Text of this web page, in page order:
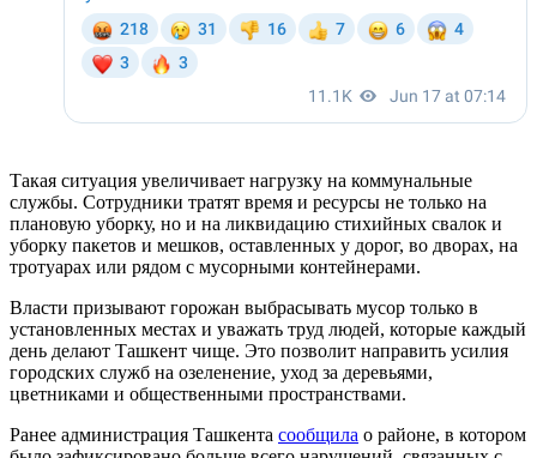
Такая ситуация увеличивает нагрузку на коммунальные
службы. Сотрудники тратят время и ресурсы не только на
плановую уборку, но и на ликвидацию стихийных свалок и
уборку пакетов и мешков, оставленных у дорог, во дворах, на
тротуарах или рядом с мусорными контейнерами.
Власти призывают горожан выбрасывать мусор только в
установленных местах и уважать труд людей, которые каждый
день делают Ташкент чище. Это позволит направить усилия
городских служб на озеленение, уход за деревьями,
цветниками и общественными пространствами.
Ранее администрация Ташкента сообщила о районе, в котором